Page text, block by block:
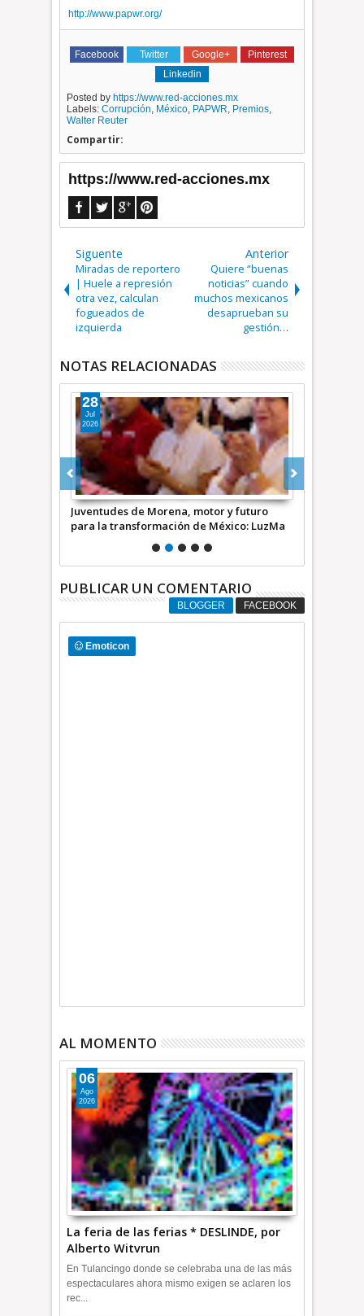
http://www.papwr.org/
Facebook Twitter Google+
Pinterest
Linkedin
Posted byhttps://www.red-acciones.mx
Labels:Corrupción México PAPWR Premios
Walter Reuter
Compartir:
https://www.red-acciones.mx
Siguente
Miradas de reportero
| Huele a represión
otra vez, calculan
fogueados de
izquierda
Anterior
Quiere “buenas
noticias” cuando
muchos mexicanos
desaprueban su
gestión…
NOTAS RELACIONADAS
Juventudes de Morena, motor y futuro
para la transformación de México: LuzMa
28
Jul
2026
PUBLICAR UN COMENTARIO
BLOGGER FACEBOOK
Emoticon
AL MOMENTO
La feria de las ferias * DESLINDE, por
Alberto Witvrun
06
Ago
2026
En Tulancingo donde se celebraba una de las más
espectaculares ahora mismo exigen se aclaren los
rec...